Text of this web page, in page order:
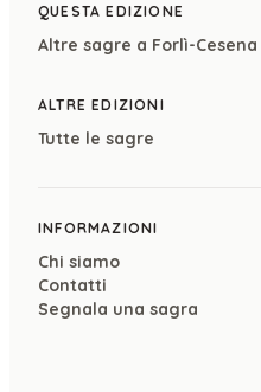
QUESTA EDIZIONE
Altre sagre a Forlì-Cesena
ALTRE EDIZIONI
Tutte le sagre
INFORMAZIONI
Chi siamo
Contatti
Segnala una sagra